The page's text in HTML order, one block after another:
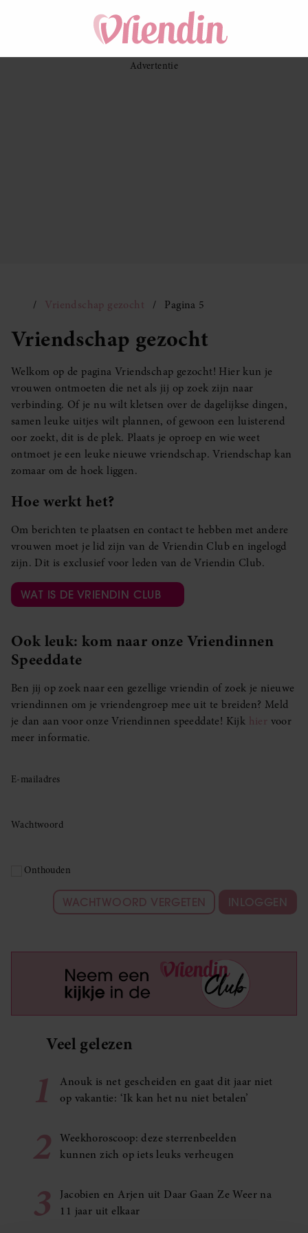
Vriendschap gezocht Pagina 5
Vriendschap gezocht
Welkom op de pagina Vriendschap gezocht! Hier kun je
vrouwen ontmoeten die net als jij op zoek zijn naar
verbinding. Of je nu wilt kletsen over de dagelijkse dingen,
samen leuke uitjes wilt plannen, of gewoon een luisterend
oor zoekt, dit is de plek. Plaats je oproep en wie weet
ontmoet je een leuke nieuwe vriendschap. Vriendschap kan
zomaar om de hoek liggen.
Hoe werkt het?
Om berichten te plaatsen en contact te hebben met andere
vrouwen moet je lid zijn van de Vriendin Club en ingelogd
zijn. Dit is exclusief voor leden van de Vriendin Club.
WAT IS DE VRIENDIN CLUB
Ook leuk: kom naar onze Vriendinnen
Speeddate
Ben jij op zoek naar een gezellige vriendin of zoek je nieuwe
vriendinnen om je vriendengroep mee uit te breiden? Meld
je dan aan voor onze Vriendinnen speeddate! Kijk hier voor
meer informatie.
E-mailadres
Wachtwoord
Onthouden
WACHTWOORD VERGETEN INLOGGEN
Veel gelezen
1
Anouk is net gescheiden en gaat dit jaar niet
op vakantie: ‘Ik kan het nu niet betalen’
2
Weekhoroscoop: deze sterrenbeelden
kunnen zich op iets leuks verheugen
3
Jacobien en Arjen uit Daar Gaan Ze Weer na
11 jaar uit elkaar